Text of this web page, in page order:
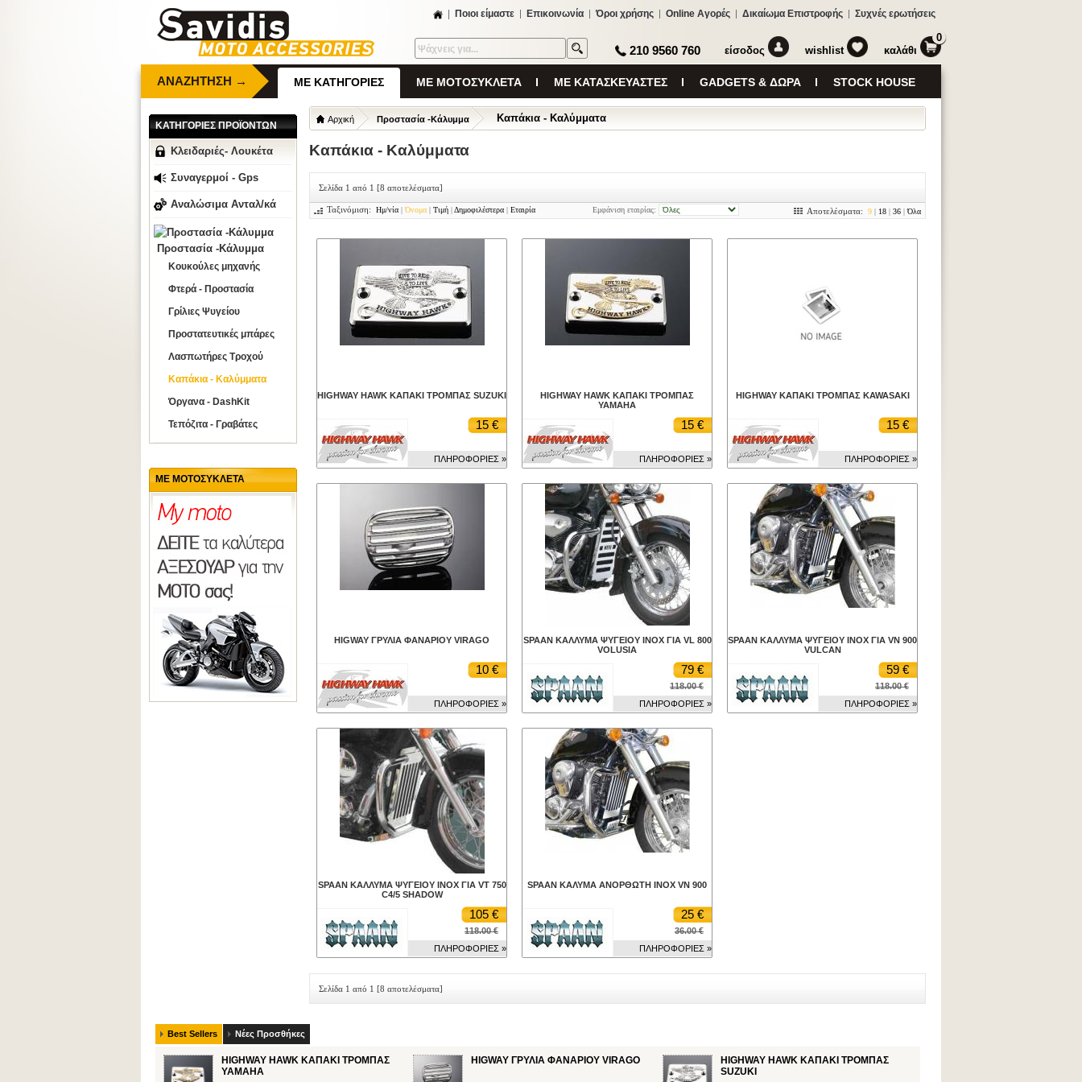
Ποιοι είμαστε Επικοινωνία Όροι χρήσης Online Αγορές Δικαίωμα Επιστροφής Συχνές ερωτήσεις
καλάθι
0
wishlist
είσοδος
210 9560 760
ΑΝΑΖΗΤΗΣΗ → ΜΕ ΚΑΤΗΓΟΡΙΕΣ ΜΕ ΜΟΤΟΣΥΚΛΕΤΑ ΜΕ ΚΑΤΑΣΚΕΥΑΣΤΕΣ GADGETS & ΔΩΡΑ STOCK HOUSE
Αρχική Προστασία -Κάλυμμα Καπάκια - Καλύμματα
Καπάκια - Καλύμματα
Σελίδα 1 από 1 [8 αποτελέσματα]
Ταξινόμιση: Ημ/νία |Όνομα | Τιμή |Δημοφιλέστερα | Εταιρία Εμφάνιση εταιρίας: Αποτελέσματα: 9| 18| 36|Όλα
HIGHWAY HAWK ΚΑΠΑΚΙ ΤΡΟΜΠΑΣ SUZUKI
15 €
ΠΛΗΡΟΦΟΡΙΕΣ »
HIGHWAY HAWK ΚΑΠΑΚΙ ΤΡΟΜΠΑΣ
YAMAHA
15 €
ΠΛΗΡΟΦΟΡΙΕΣ »
HIGHWAY ΚΑΠΑΚΙ ΤΡΟΜΠΑΣ KAWASAKI
15 €
ΠΛΗΡΟΦΟΡΙΕΣ »
HIGWAY ΓΡΥΛΙΑ ΦΑΝΑΡΙΟΥ VIRAGO
10 €
ΠΛΗΡΟΦΟΡΙΕΣ »
SPAAN ΚΑΛΛΥΜΑ ΨΥΓΕΙΟΥ INOX ΓΙΑ VL 800
VOLUSIA
79 €
118.00 €
ΠΛΗΡΟΦΟΡΙΕΣ »
SPAAN ΚΑΛΛΥΜΑ ΨΥΓΕΙΟΥ INOX ΓΙΑ VN 900
VULCAN
59 €
118.00 €
ΠΛΗΡΟΦΟΡΙΕΣ »
SPAAN ΚΑΛΛΥΜΑ ΨΥΓΕΙΟΥ INOX ΓΙΑ VT 750
C4/5 SHADOW
105 €
118.00 €
ΠΛΗΡΟΦΟΡΙΕΣ »
SPAAN ΚΑΛΥΜΑ ΑΝΟΡΘΩΤΗ INOX VN 900
25 €
36.00 €
ΠΛΗΡΟΦΟΡΙΕΣ »
Σελίδα 1 από 1 [8 αποτελέσματα]
ΚΑΤΗΓΟΡΙΕΣ ΠΡΟΪΟΝΤΩΝ
Κλειδαριές- Λουκέτα
Συναγερμοί - Gps
Αναλώσιμα Ανταλ/κά
Προστασία -Κάλυμμα
Κουκούλες μηχανής
Φτερά - Προστασία
Γρίλιες Ψυγείου
Προστατευτικές μπάρες
Λασπωτήρες Τροχού
Καπάκια - Καλύμματα
Όργανα - DashKit
Τεπόζιτα - Γραβάτες
ΜΕ ΜΟΤΟΣΥΚΛΕΤΑ
Best Sellers Νέες Προσθήκες
HIGHWAY HAWK ΚΑΠΑΚΙ ΤΡΟΜΠΑΣ
YAMAHA
HIGWAY ΓΡΥΛΙΑ ΦΑΝΑΡΙΟΥ VIRAGO
HIGHWAY HAWK ΚΑΠΑΚΙ ΤΡΟΜΠΑΣ
SUZUKI